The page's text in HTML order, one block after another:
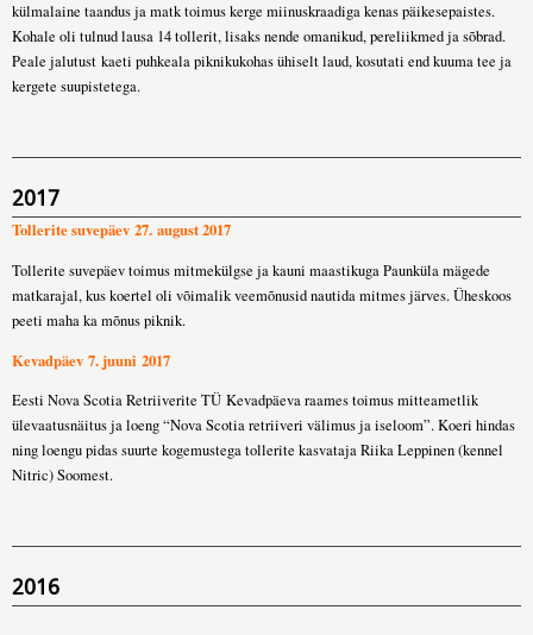
külmalaine taandus ja matk toimus kerge miinuskraadiga kenas päikesepaistes.
Kohale oli tulnud lausa 14 tollerit, lisaks nende omanikud, pereliikmed ja sõbrad.
Peale jalutust kaeti puhkeala piknikukohas ühiselt laud, kosutati end kuuma tee ja
kergete suupistetega.
2017
Tollerite suvepäev 27. august 2017
Tollerite suvepäev toimus mitmekülgse ja kauni maastikuga Paunküla mägede
matkarajal, kus koertel oli võimalik veemõnusid nautida mitmes järves. Üheskoos
peeti maha ka mõnus piknik.
Kevadpäev 7. juuni 2017
Eesti Nova Scotia Retriiverite TÜ Kevadpäeva raames toimus mitteametlik
ülevaatusnäitus ja loeng “Nova Scotia retriiveri välimus ja iseloom”. Koeri hindas
ning loengu pidas suurte kogemustega tollerite kasvataja Riika Leppinen (kennel
Nitric) Soomest.
2016